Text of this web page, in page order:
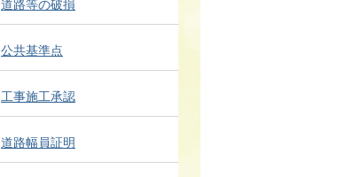
道路等の破損
公共基準点
工事施工承認
道路幅員証明